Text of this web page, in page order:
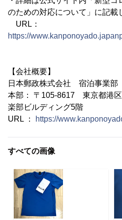
のための対応について」に記載
URL：
https://
【会社概要】
日本郵政株式会社 宿泊事業部
本部： 〒105-8617 東京都港
楽部ビルディング5階
URL ：
https://
すべての画像